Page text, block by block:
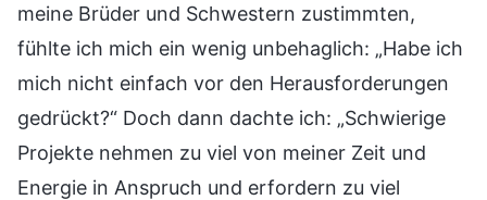
meine Brüder und Schwestern zustimmten,
fühlte ich mich ein wenig unbehaglich: „Habe ich
mich nicht einfach vor den Herausforderungen
gedrückt?“ Doch dann dachte ich: „Schwierige
Projekte nehmen zu viel von meiner Zeit und
Energie in Anspruch und erfordern zu viel